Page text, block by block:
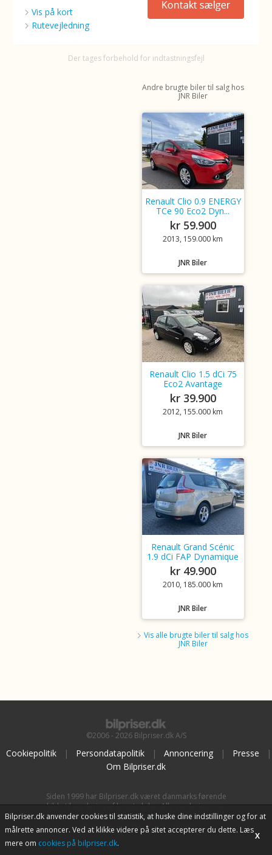
Vis på kort
Rutevejledning
Der tages forbehold for indtastningsfejl
Andre brugte biler til salg hos
JNR Biler
Renault Clio 0.9 ENERGY
TCe 90 Eco2 Dyn...
kr 59.900
2013, 159.000 km
JNR Biler
Renault Clio 1.5 dCi 75
Eco2 Avantage
kr 39.900
2012, 155.000 km
JNR Biler
Renault Grand Scénic
1.9 dCi FAP Dynamique
kr 49.900
2010, 185.000 km
JNR Biler
Vis alle brugte biler til salg hos
JNR Biler
©2006 - 2026 Bilpriser.dk A/S
Cookiepolitik | Persondatapolitik | Annoncering | Presse
|
Om Bilpriser.dk
Siden 1999 har Bilpriser.dk været danmarks førende
kilde til vurdering af brugte biler. Alle vurderinger er
baseret påBilpriserPro Prisberegning , bilbranchens
uafhængige værktøj til bilvurdering.
Bilpriser.dk anvender cookies til statistik, at huske dine indstillinger og for at
målrette annoncer. Ved at klikke videre på sitet accepterer du dette. Læs
mere om cookies på bilpriser.dk.
X